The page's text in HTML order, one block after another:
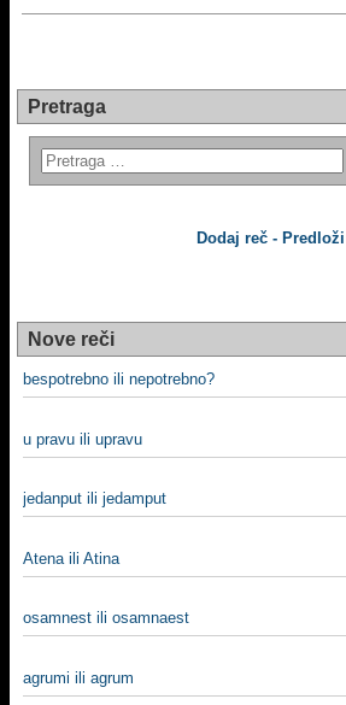
Pretraga
Dodaj reč - Predloži
Nove reči
bespotrebno ili nepotrebno?
u pravu ili upravu
jedanput ili jedamput
Atena ili Atina
osamnest ili osamnaest
agrumi ili agrum